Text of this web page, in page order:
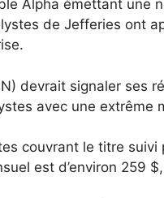
Alpha émettant une
de Jefferies ont
devrait signaler ses
avec une extrême
couvrant le titre
est d’environ 259